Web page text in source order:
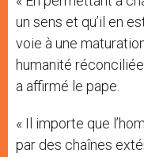
un sens et qu’il en
voie à une
humanité
a affirmé le pape.
« Il importe que
par des chaînes